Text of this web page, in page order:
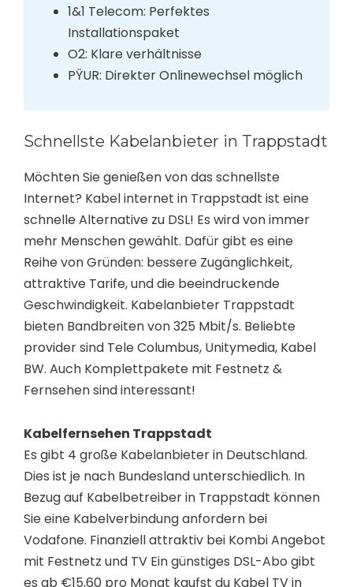
1&1 Telecom: Perfektes
Installationspaket
O2: Klare verhältnisse
PŸUR: Direkter Onlinewechsel möglich
Schnellste Kabelanbieter in Trappstadt
Möchten Sie genießen von das schnellste
Internet? Kabel internet in Trappstadt ist eine
schnelle Alternative zu DSL! Es wird von immer
mehr Menschen gewählt. Dafür gibt es eine
Reihe von Gründen: bessere Zugänglichkeit,
attraktive Tarife, und die beeindruckende
Geschwindigkeit. Kabelanbieter Trappstadt
bieten Bandbreiten von 325 Mbit/s. Beliebte
provider sind Tele Columbus, Unitymedia, Kabel
BW. Auch Komplettpakete mit Festnetz &
Fernsehen sind interessant!
Kabelfernsehen Trappstadt
Es gibt 4 große Kabelanbieter in Deutschland.
Dies ist je nach Bundesland unterschiedlich. In
Bezug auf Kabelbetreiber in Trappstadt können
Sie eine Kabelverbindung anfordern bei
Vodafone. Finanziell attraktiv bei Kombi Angebot
mit Festnetz und TV Ein günstiges DSL-Abo gibt
es ab €15,60 pro Monat kaufst du Kabel TV in